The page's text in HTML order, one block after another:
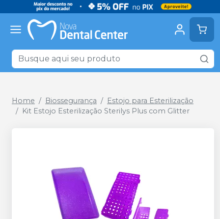
Home Biossegurança
Estojo para Esterilização
Kit Estojo Esterilização Sterilys Plus com Glitter